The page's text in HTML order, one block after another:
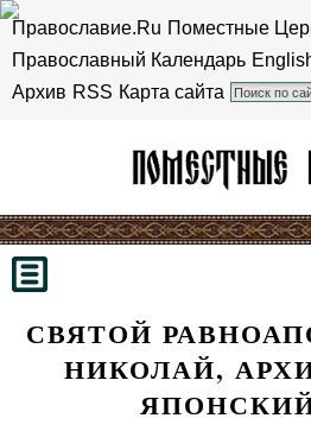
Православие.Ru Поместные
Православный Календарь
Архив RSS Карта сайта
СВЯТОЙ
НИКОЛАЙ,